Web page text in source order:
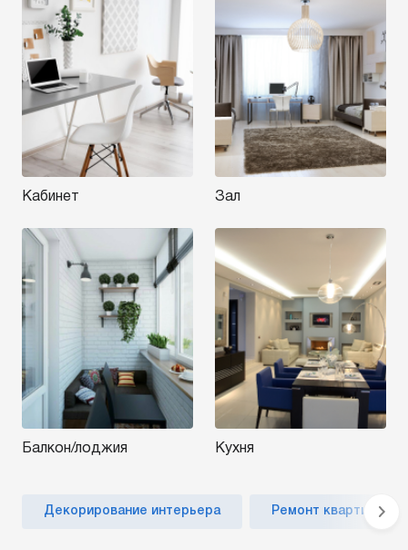
Кабинет Зал
Балкон/лоджия Кухня
Декорирование интерьера Ремонт квартиры